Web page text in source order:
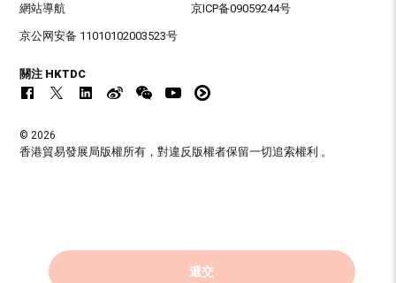
遞交
網站導航 京ICP备09059244号
京公网安备 11010102003523号
關注 HKTDC
© 2026
香港貿易發展局版權所有，對違反版權者保留一切追索權利 。